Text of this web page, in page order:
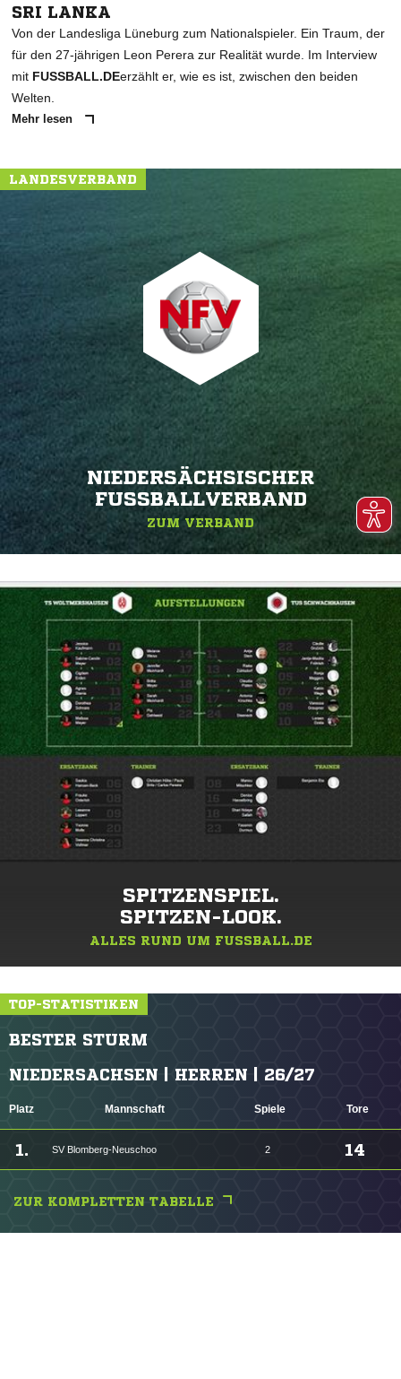
SRI LANKA
Von der Landesliga Lüneburg zum Nationalspieler. Ein Traum, der
für den 27-jährigen Leon Perera zur Realität wurde. Im Interview
mit FUSSBALL.DEerzählt er, wie es ist, zwischen den beiden
Welten.
Mehr lesen
LANDESVERBAND
NIEDERSÄCHSISCHER
FUSSBALLVERBAND
ZUM VERBAND
SPITZENSPIEL.
SPITZEN-LOOK.
ALLES RUND UM FUSSBALL.DE
TOP-STATISTIKEN
BESTER STURM
NIEDERSACHSEN | HERREN | 26/27
Platz Mannschaft Spiele Tore
1. SV Blomberg-Neuschoo 2 14
ZUR KOMPLETTEN TABELLE